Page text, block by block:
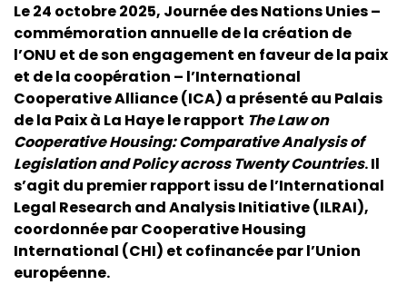
Le 24 octobre 2025, Journée des Nations Unies –
commémoration annuelle de la création de
l’ONU et de son engagement en faveur de la paix
et de la coopération – l’International
Cooperative Alliance (ICA) a présenté au Palais
de la Paix à La Haye le rapport The Law on
Cooperative Housing: Comparative Analysis of
Legislation and Policy across Twenty Countries. Il
s’agit du premier rapport issu de l’International
Legal Research and Analysis Initiative (ILRAI),
coordonnée par Cooperative Housing
International (CHI) et cofinancée par l’Union
européenne.